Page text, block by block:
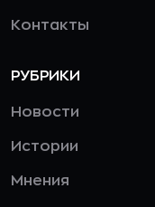
Контакты
РУБРИКИ
Новости
Истории
Мнения